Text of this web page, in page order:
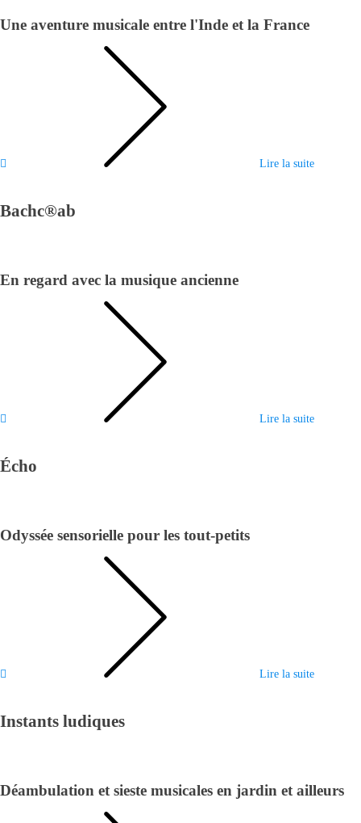
Une aventure musicale entre l'Inde et la France
Lire la suite
Bachc®ab
En regard avec la musique ancienne
Lire la suite
Écho
Odyssée sensorielle pour les tout-petits
Lire la suite
Instants ludiques
Déambulation et sieste musicales en jardin et ailleurs